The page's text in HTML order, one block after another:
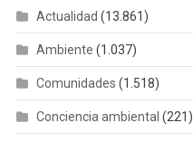
Actualidad (13.861)
Ambiente (1.037)
Comunidades (1.518)
Conciencia ambiental (221)